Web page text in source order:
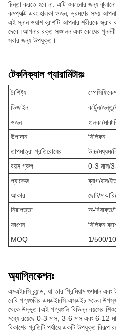
চিন্তা করতে হবে না. এটি শুকানোর জন্য
কমপ্যাক্ট এবং হালকা ওজন, ভ্রমণের সময়
এই স্নান ওয়াশ ব্রাশটি আপনার শরীরকে
দেবে।আপনার রক্ত সঞ্চালন এবং কোষের
সবার জন্য উপযুক্ত।
টেকনিক্যাল প্যারামিটারঃ
বৈশিষ্ট্য
ডিজাইন
কার্টুন/
ওজন
হালকা/
উপাদান
সিলিকন
তাপমাত্রা প্রতিরোধের
উচ্চ/মধ্যম/
বয়স গ্রুপ
0-3 মাস/
প্যাকেজ
ব্যাগ/বক্স/
আকার
ছোট/
নিরাপত্তা
অ-বিষাক্ত/
ফাংশন
সিলিকন
MOQ
1/500/
অ্যাপ্লিকেশনঃ
এমএইচসি ব্র্যান্ড, যা তার প্রিমিয়াম গুণমান
বেবি পণ্যগুলির এমএইচসি-এসএইচ মডেল
থেকে উদ্ভূত।এই পণ্যগুলি বিভিন্ন বয়সের
মধ্যে রয়েছে 0-3 মাস, 3-6 মাস এবং 6-12
বিকাশের প্রতিটি পর্যায়ে একটি উপযুক্ত বিকল্প